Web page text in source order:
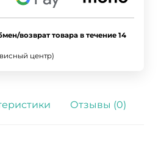
возврат товара в течение 14
центр)
Отзывы (0)